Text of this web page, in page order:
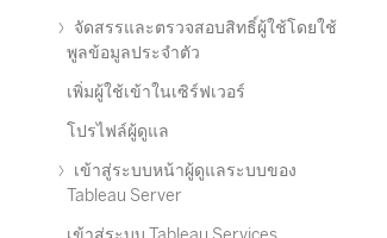
จัดสรรและตรวจสอบสิทธิ์ผู้ใช้โดยใช้
พูลข้อมูลประจำตัว
เพิ่มผู้ใช้เข้าในเซิร์ฟเวอร์
โปรไฟล์ผู้ดูแล
เข้าสู่ระบบหน้าผู้ดูแลระบบของ
Tableau Server